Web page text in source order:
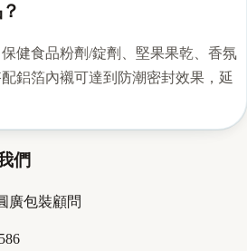
健食品粉劑/錠劑、堅果果乾、香氛
鋁箔內襯可達到防潮密封效果，延
們
廣包裝顧問